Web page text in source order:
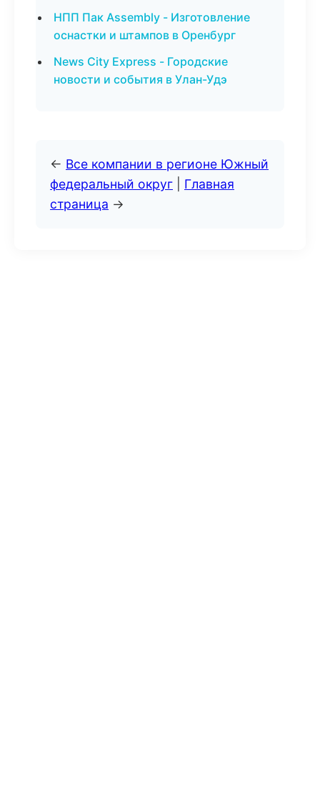
НПП Пак Assembly - Изготовление
оснастки и штампов в Оренбург
News City Express - Городские
новости и события в Улан-Удэ
← Все компании в регионе Южный
федеральный округ
Главная
страница →